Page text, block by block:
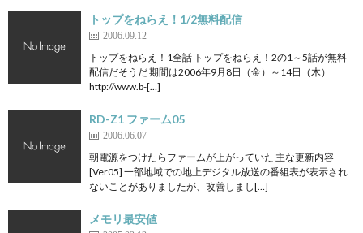
トップをねらえ！1/2無料配信
2006.09.12
トップをねらえ！1全話 トップをねらえ！2の1～5話が無料
配信だそうだ 期間は2006年9月8日（金）～14日（木）
http://www.b-[…]
RD-Z1 ファーム05
2006.06.07
朝電源をつけたらファームが上がっていた 主な更新内容
[Ver05] 一部地域での地上デジタル放送の番組表が表示され
ないことがありましたが、改善しまし[…]
メモリ最安値